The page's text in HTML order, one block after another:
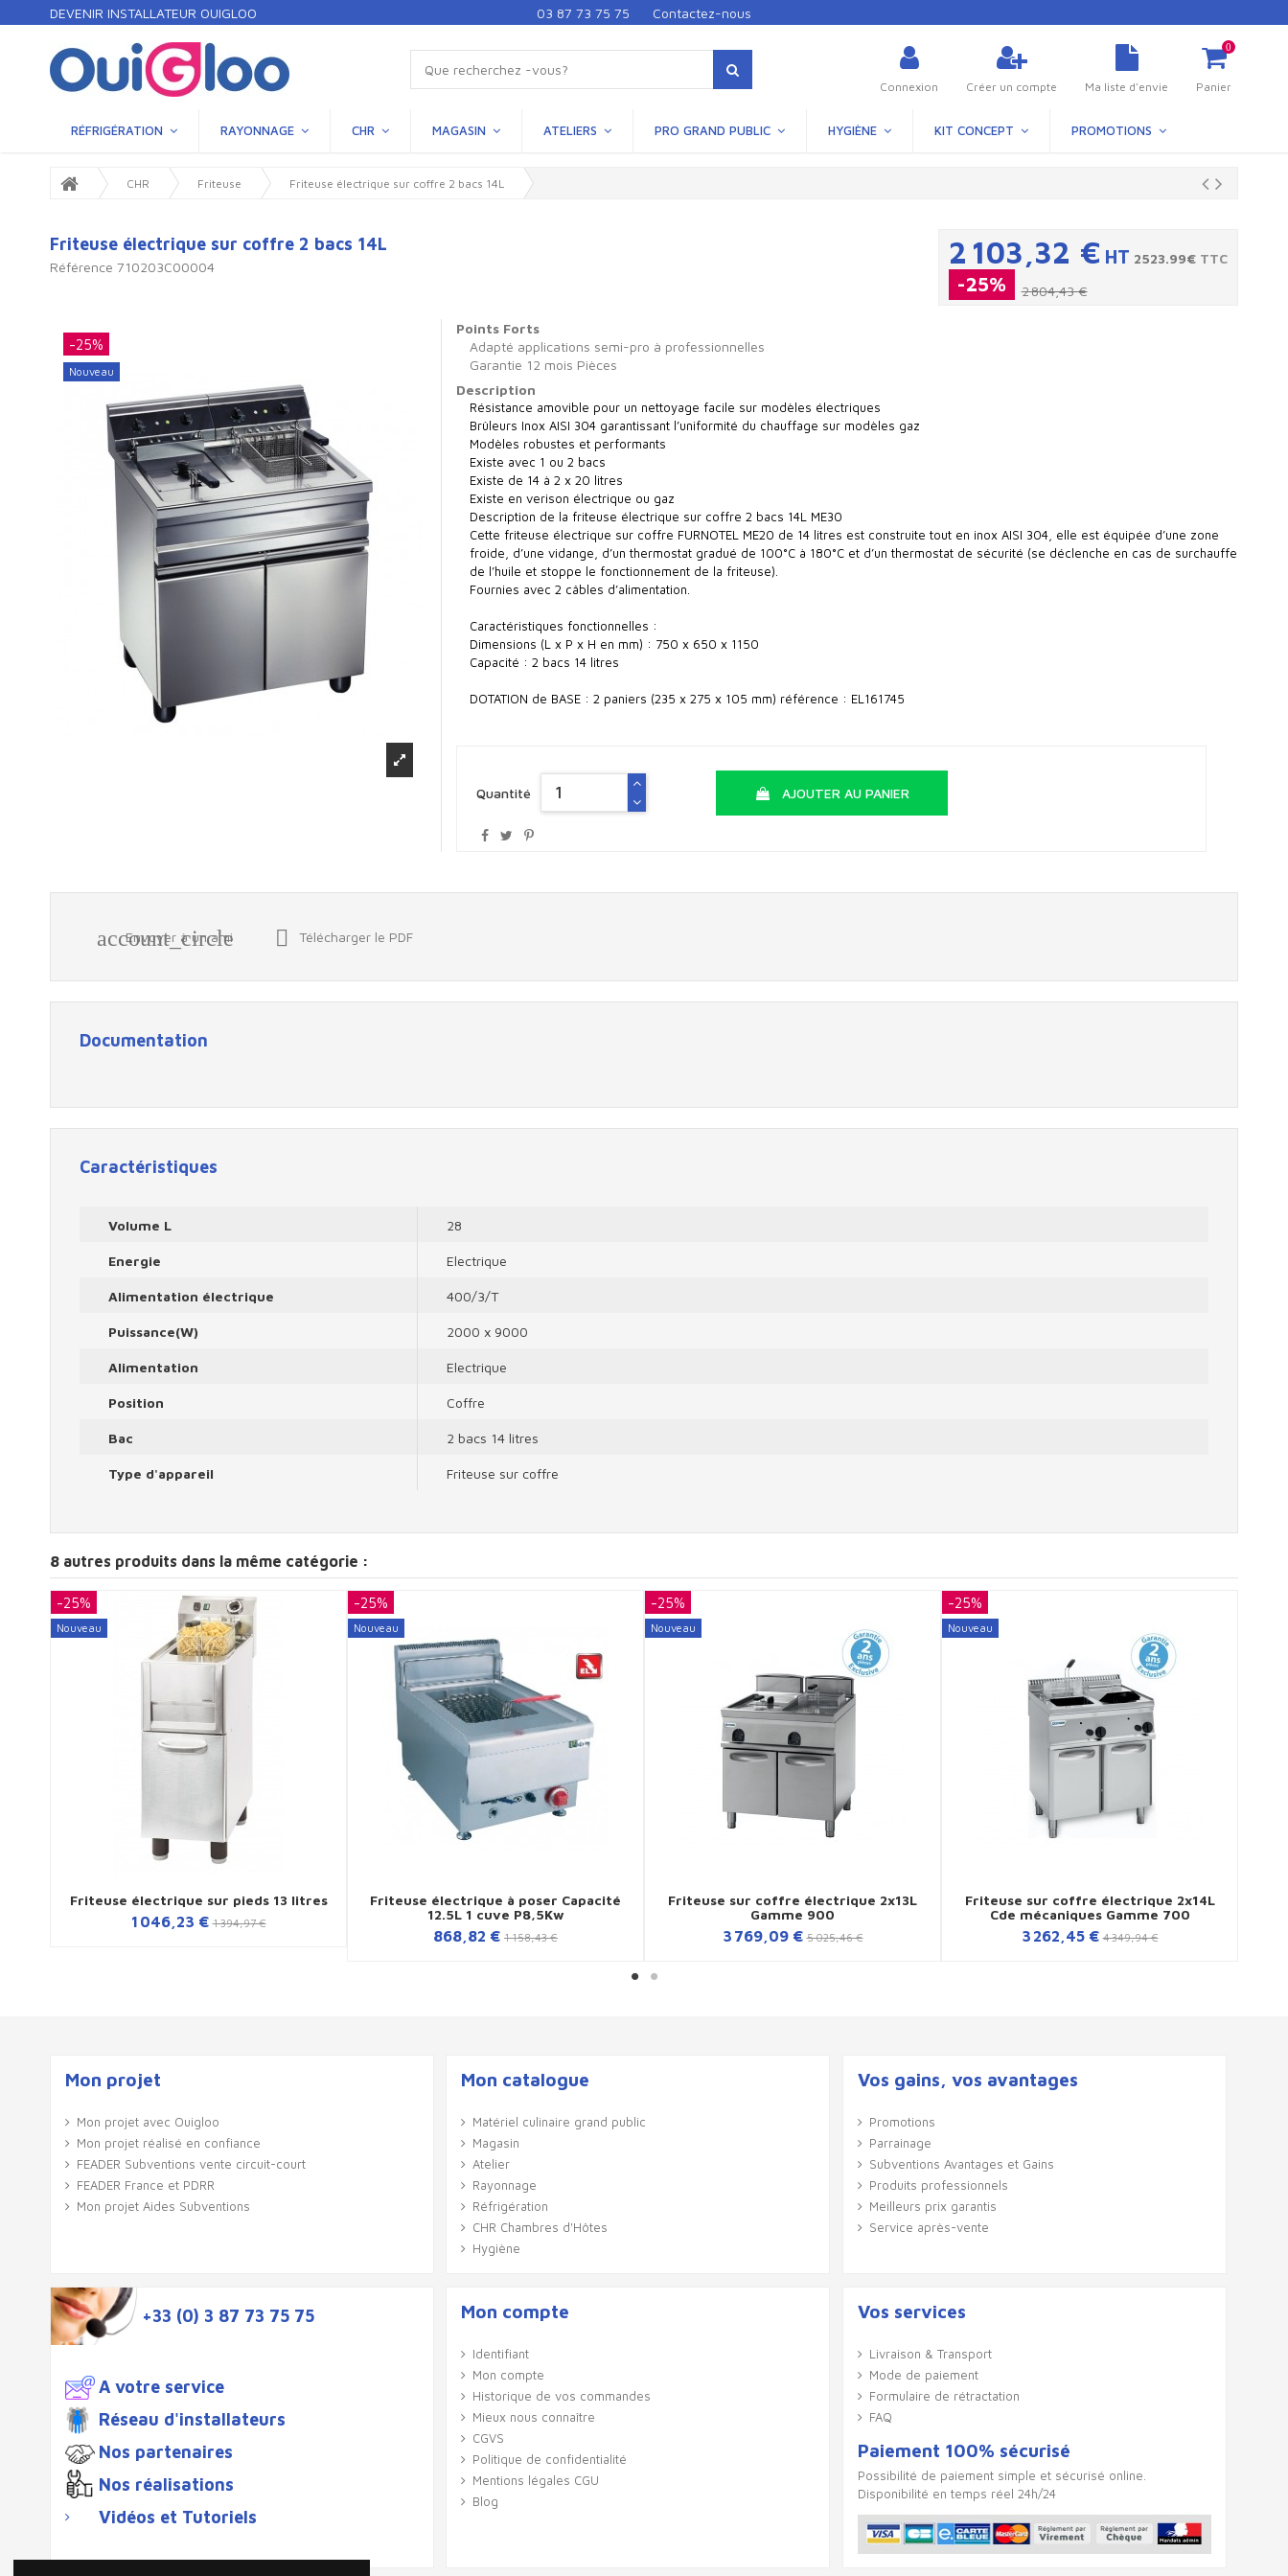
DEVENIR INSTALLATEUR OUIGLOO 03 87 73 75 75 Contactez-nous
Connexion Créer un compte Ma liste d'envie
0
Panier
RÉFRIGÉRATION RAYONNAGE CHR MAGASIN ATELIERS PRO GRAND PUBLIC HYGIÈNE KIT CONCEPT PROMOTIONS
CHR Friteuse Friteuse électrique sur coffre 2 bacs 14L
Friteuse électrique sur coffre 2 bacs 14L
Référence 710203C00004 2 103,32 € HT 2523.99€ TTC
-25% 2 804,43 €
-25%
Nouveau
Points Forts
Adapté applications semi-pro à professionnelles
Garantie 12 mois Pièces
Description
Résistance amovible pour un nettoyage facile sur modèles électriques
Brûleurs Inox AISI 304 garantissant l’uniformité du chauffage sur modèles gaz
Modèles robustes et performants
Existe avec 1 ou 2 bacs
Existe de 14 à 2 x 20 litres
Existe en verison électrique ou gaz
Description de la friteuse électrique sur coffre 2 bacs 14L ME30
Cette friteuse électrique sur coffre FURNOTEL ME20 de 14 litres est construite tout en inox AISI 304, elle est équipée d’une zone
froide, d’une vidange, d’un thermostat gradué de 100°C à 180°C et d’un thermostat de sécurité (se déclenche en cas de surchauffe
de l’huile et stoppe le fonctionnement de la friteuse).
Fournies avec 2 câbles d’alimentation.
Caractéristiques fonctionnelles :
Dimensions (L x P x H en mm) : 750 x 650 x 1150
Capacité : 2 bacs 14 litres
DOTATION de BASE : 2 paniers (235 x 275 x 105 mm) référence : EL161745
Quantité AJOUTER AU PANIER
account_circle
Envoyer à un ami  Télécharger le PDF
Documentation
Caractéristiques
Volume L 28
Energie Electrique
Alimentation électrique 400/3/T
Puissance(W) 2000 x 9000
Alimentation Electrique
Position Coffre
Bac 2 bacs 14 litres
Type d'appareil Friteuse sur coffre
8 autres produits dans la même catégorie :
-25%
Nouveau
Friteuse électrique sur pieds 13 litres
1 046,23 € 1 394,97 €
-25%
Nouveau
Friteuse électrique à poser Capacité
12.5L 1 cuve P8,5Kw
868,82 € 1 158,43 €
-25%
Nouveau
Friteuse sur coffre électrique 2x13L
Gamme 900
3 769,09 € 5 025,46 €
-25%
Nouveau
Friteuse sur coffre électrique 2x14L
Cde mécaniques Gamme 700
3 262,45 € 4 349,94 €
Mon projet
Mon projet avec Ouigloo
Mon projet réalisé en confiance
FEADER Subventions vente circuit-court
FEADER France et PDRR
Mon projet Aides Subventions
Mon catalogue
Matériel culinaire grand public
Magasin
Atelier
Rayonnage
Réfrigération
CHR Chambres d'Hôtes
Hygiène
Vos gains, vos avantages
Promotions
Parrainage
Subventions Avantages et Gains
Produits professionnels
Meilleurs prix garantis
Service après-vente
+33 (0) 3 87 73 75 75
A votre service
Réseau d'installateurs
Nos partenaires
Nos réalisations
Vidéos et Tutoriels
Mon compte
Identifiant
Mon compte
Historique de vos commandes
Mieux nous connaître
CGVS
Politique de confidentialité
Mentions légales CGU
Blog
Vos services
Livraison & Transport
Mode de paiement
Formulaire de rétractation
FAQ
Paiement 100% sécurisé
Possibilité de paiement simple et sécurisé online.
Disponibilité en temps réel 24h/24